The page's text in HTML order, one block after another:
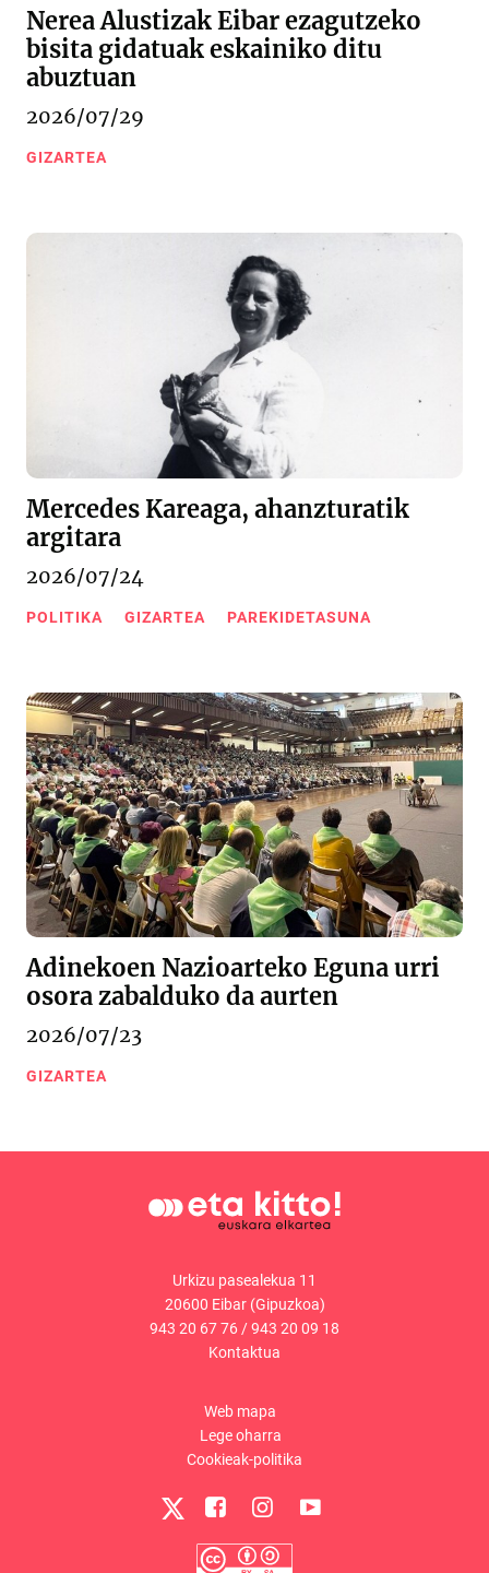
Nerea Alustizak Eibar ezagutzeko
bisita gidatuak eskainiko ditu
abuztuan
2026/07/29
GIZARTEA
Mercedes Kareaga, ahanzturatik
argitara
2026/07/24
POLITIKA GIZARTEA PAREKIDETASUNA
Adinekoen Nazioarteko Eguna urri
osora zabalduko da aurten
2026/07/23
GIZARTEA
Urkizu pasealekua 11
20600 Eibar (Gipuzkoa)
943 20 67 76 /943 20 09 18
Kontaktua
Web mapa
Lege oharra
Cookieak-politika